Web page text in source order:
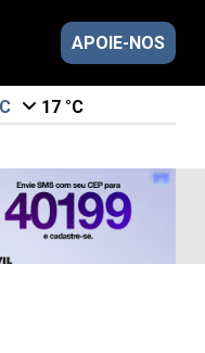
APOIE-NOS
17 °C